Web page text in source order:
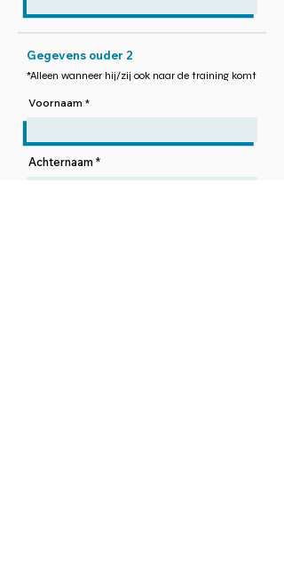
Gegevens ouder 2
*Alleen wanneer hij/zij ook naar de training komt
Voornaam
Achternaam